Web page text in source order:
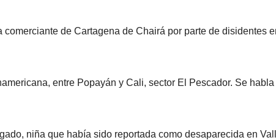
de Cartagena de Chairá por parte de disidentes
entre Popayán y Cali, sector El Pescador. Se habla
niña que había sido reportada como desaparecida en